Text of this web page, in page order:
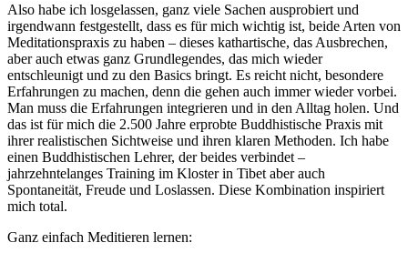
Also habe ich losgelassen, ganz viele Sachen ausprobiert und
irgendwann festgestellt, dass es für mich wichtig ist, beide Arten von
Meditationspraxis zu haben – dieses kathartische, das Ausbrechen,
aber auch etwas ganz Grundlegendes, das mich wieder
entschleunigt und zu den Basics bringt. Es reicht nicht, besondere
Erfahrungen zu machen, denn die gehen auch immer wieder vorbei.
Man muss die Erfahrungen integrieren und in den Alltag holen. Und
das ist für mich die 2.500 Jahre erprobte Buddhistische Praxis mit
ihrer realistischen Sichtweise und ihren klaren Methoden. Ich habe
einen Buddhistischen Lehrer, der beides verbindet –
jahrzehntelanges Training im Kloster in Tibet aber auch
Spontaneität, Freude und Loslassen. Diese Kombination inspiriert
mich total.
Ganz einfach Meditieren lernen: